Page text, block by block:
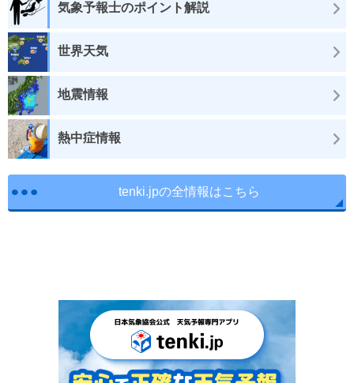
気象予報士のポイント解説
世界天気
地震情報
熱中症情報
tenki.jpの全情報はこちら